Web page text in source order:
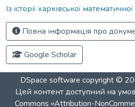
Із історії харківської
Повна інформація про
Google Scholar
DSpace software copyright ©
Цей контент доступний на
Commons «Attribution-